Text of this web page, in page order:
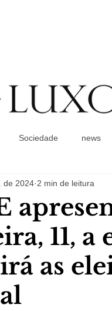
Sociedade news
11, a
as
de 2024 2 min de leitura